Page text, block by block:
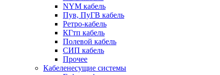
NYM кабель
Пув, ПуГВ кабель
Ретро-кабель
КГтп кабель
Полевой кабель
СИП кабель
Прочее
Кабеленесущие системы